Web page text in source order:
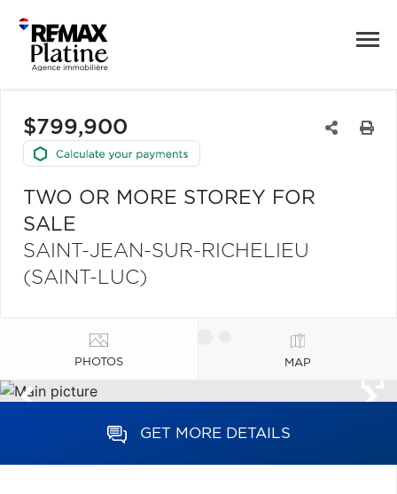
$799,900
TWO OR MORE STOREY FOR
SALE
SAINT-JEAN-SUR-RICHELIEU
(SAINT-LUC)
PHOTOS MAP
GET MORE DETAILS